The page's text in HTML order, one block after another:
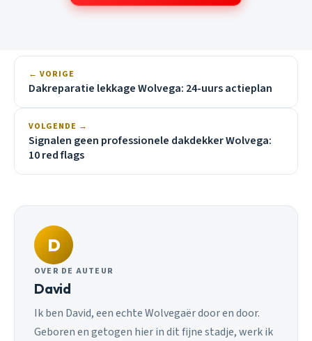
← VORIGE
Dakreparatie lekkage Wolvega: 24-uurs actieplan
VOLGENDE →
Signalen geen professionele dakdekker Wolvega:
10 red flags
D
OVER DE AUTEUR
David
Ik ben David, een echte Wolvegaër door en door.
Geboren en getogen hier in dit fijne stadje, werk ik